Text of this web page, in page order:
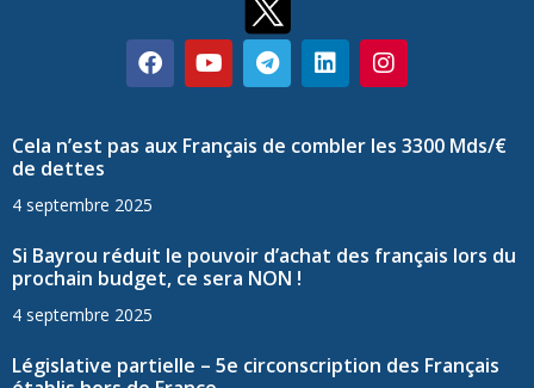
Cela n’est pas aux Français de combler les 3300 Mds/€
de dettes
4 septembre 2025
Si Bayrou réduit le pouvoir d’achat des français lors du
prochain budget, ce sera NON !
4 septembre 2025
Législative partielle – 5e circonscription des Français